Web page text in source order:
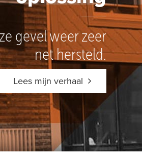
gevel weer zeer
net hersteld.
Lees mijn verhaal